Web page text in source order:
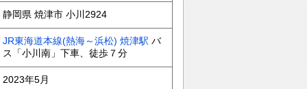
静岡県 焼津市 小川2924
JR東海道本線(熱海～浜松) 焼津駅 バ
ス「小川南」下車、徒歩７分
2023年5月